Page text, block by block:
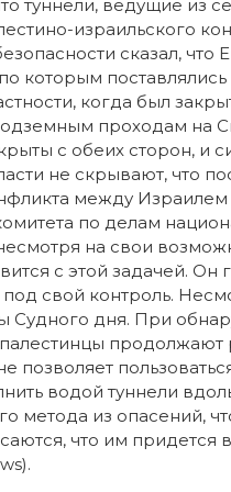
туннели, ведущие из
израильского
сказал,
которым
когда был
проходам на
с обеих сторон, и
не скрывают, что
между
по делам
на свои
с этой задачей. Он
свой контроль.
дня. При
позволяет
водой туннели
метода из опасений,
что им придется